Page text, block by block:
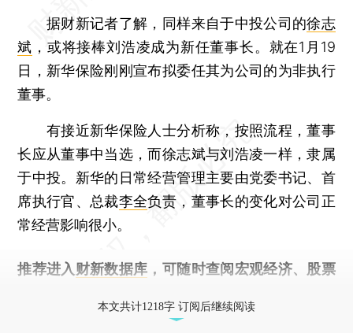
据财新记者了解，同样来自于中投公司的徐志
斌 ，或将接棒刘浩凌成为新任董事长。就在1月19
日，新华保险刚刚宣布拟委任其为公司的为非执行
董事。
有接近新华保险人士分析称，按照流程，董事
长应从董事中当选，而徐志斌与刘浩凌一样，隶属
于中投。新华的日常经营管理主要由党委书记、首
席执行官、总裁李全负责，董事长的变化对公司正
常经营影响很小。
推荐进入 财新数据库 ，可随时查阅宏观经济、股票
本文共计1218字 订阅后继续阅读